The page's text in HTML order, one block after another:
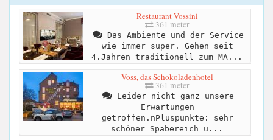
Restaurant Vossini
361 meter
Das Ambiente und der Service
wie immer super. Gehen seit
4.Jahren traditionell zum MA...
Voss, das Schokoladenhotel
361 meter
Leider nicht ganz unsere
Erwartungen
getroffen.nPluspunkte: sehr
schöner Spabereich u...